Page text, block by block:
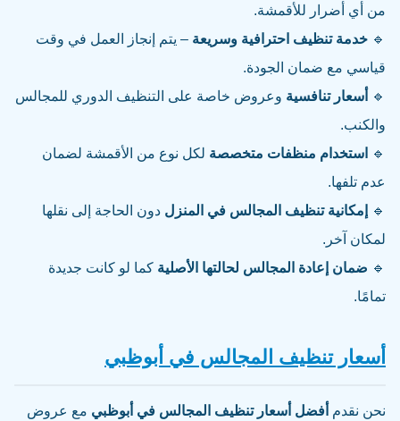
من أي أضرار للأقمشة.
🔹 خدمة تنظيف احترافية وسريعة – يتم إنجاز العمل في وقت
قياسي مع ضمان الجودة.
🔹
أسعار تنافسية وعروض خاصة على التنظيف الدوري للمجالس
والكنب.
🔹
استخدام منظفات متخصصة لكل نوع من الأقمشة لضمان
عدم تلفها.
🔹
إمكانية تنظيف المجالس في المنزل دون الحاجة إلى نقلها
لمكان آخر.
🔹 ضمان إعادة المجالس لحالتها الأصلية كما لو كانت جديدة
تمامًا.
أسعار تنظيف المجالس في أبوظبي
نحن نقدم أفضل أسعار تنظيف المجالس في أبوظبي مع عروض